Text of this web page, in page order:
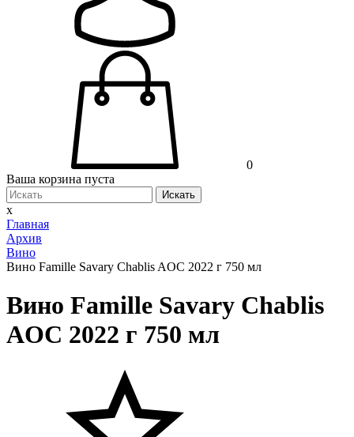
0
Ваша корзина пуста
Искать
x
Главная
Архив
Вино
Вино Famille Savary Chablis AOC 2022 г 750 мл
Вино Famille Savary Chablis
AOC 2022 г 750 мл